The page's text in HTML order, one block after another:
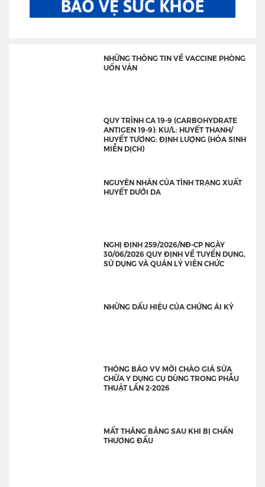
NHỮNG THÔNG TIN VỀ VACCINE PHÒNG
UỐN VÁN
QUY TRÌNH CA 19-9 (CARBOHYDRATE
ANTIGEN 19-9): KU/L: HUYẾT THANH/
HUYẾT TƯƠNG: ĐỊNH LƯỢNG (HÓA SINH
MIỄN DỊCH)
NGUYÊN NHÂN CỦA TÌNH TRẠNG XUẤT
HUYẾT DƯỚI DA
NGHỊ ĐỊNH 259/2026/NĐ-CP NGÀY
30/06/2026 QUY ĐỊNH VỀ TUYỂN DỤNG,
SỬ DỤNG VÀ QUẢN LÝ VIÊN CHỨC
NHỮNG DẤU HIỆU CỦA CHỨNG ÁI KỶ
THÔNG BÁO VV MỜI CHÀO GIÁ SỬA
CHỮA Y DỤNG CỤ DÙNG TRONG PHẪU
THUẬT LẦN 2-2026
MẤT THĂNG BẰNG SAU KHI BỊ CHẤN
THƯƠNG ĐẦU